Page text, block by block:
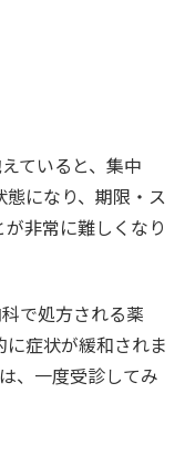
ていると、集中
になり、期限・ス
非常に難しくなり
で処方される薬
に症状が緩和されま
、一度受診してみ